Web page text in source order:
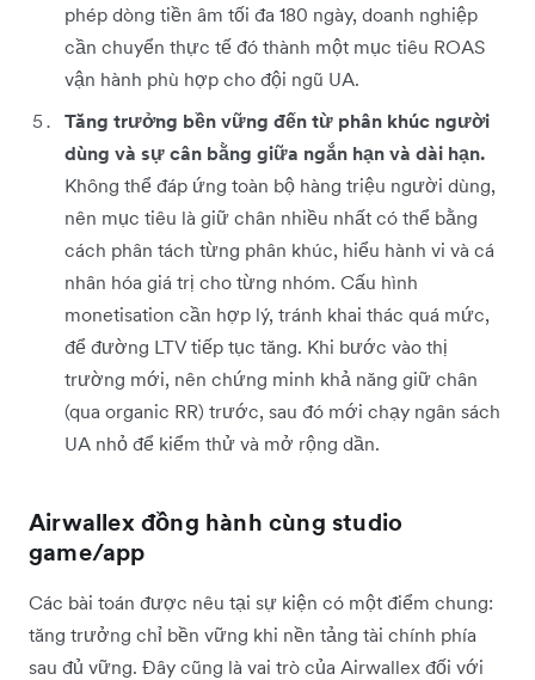
phép dòng tiền âm tối đa 180 ngày, doanh nghiệp
cần chuyển thực tế đó thành một mục tiêu ROAS
vận hành phù hợp cho đội ngũ UA.
Tăng trưởng bền vững đến từ phân khúc người
dùng và sự cân bằng giữa ngắn hạn và dài hạn.
Không thể đáp ứng toàn bộ hàng triệu người dùng,
nên mục tiêu là giữ chân nhiều nhất có thể bằng
cách phân tách từng phân khúc, hiểu hành vi và cá
nhân hóa giá trị cho từng nhóm. Cấu hình
monetisation cần hợp lý, tránh khai thác quá mức,
để đường LTV tiếp tục tăng. Khi bước vào thị
trường mới, nên chứng minh khả năng giữ chân
(qua organic RR) trước, sau đó mới chạy ngân sách
UA nhỏ để kiểm thử và mở rộng dần.
Airwallex đồng hành cùng studio
game/app
Các bài toán được nêu tại sự kiện có một điểm chung:
tăng trưởng chỉ bền vững khi nền tảng tài chính phía
sau đủ vững. Đây cũng là vai trò của Airwallex đối với